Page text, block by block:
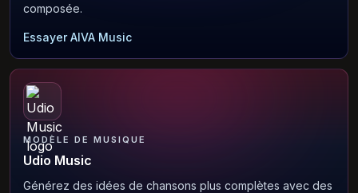
composée.
Essayer AIVA Music
MODÈLE DE MUSIQUE
Udio Music
Générez des idées de chansons plus complètes avec des